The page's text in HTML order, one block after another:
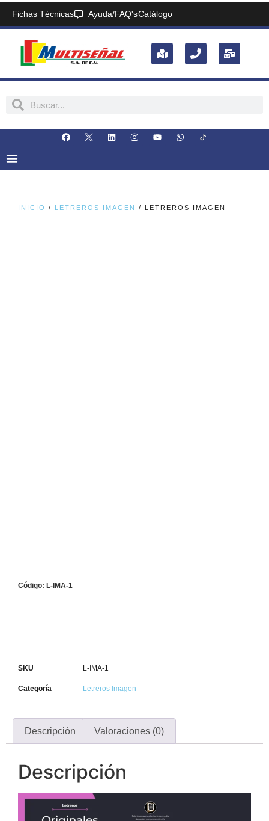
Fichas Técnicas Ayuda/FAQ'sCatálogo
INICIO / LETREROS IMAGEN / LETREROS IMAGEN
Código: L-IMA-1
SKU L-IMA-1
Categoría Letreros Imagen
Descripción Valoraciones (0)
Descripción